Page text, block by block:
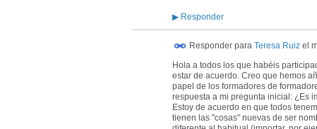
▶ Responder
Responder para Teresa Ruiz el
Hola a todos los que habéis
estar de acuerdo. Creo que hemos
papel de los formadores de
respuesta a mi pregunta inicial: ¿Es
Estoy de acuerdo en que todos
tienen las "cosas" nuevas de ser